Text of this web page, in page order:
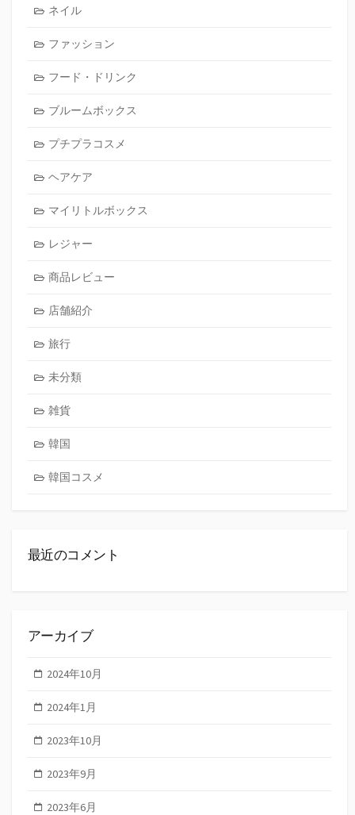
ネイル
ファッション
フード・ドリンク
ブルームボックス
プチプラコスメ
ヘアケア
マイリトルボックス
レジャー
商品レビュー
店舗紹介
旅行
未分類
雑貨
韓国
韓国コスメ
最近のコメント
アーカイブ
2024年10月
2024年1月
2023年10月
2023年9月
2023年6月